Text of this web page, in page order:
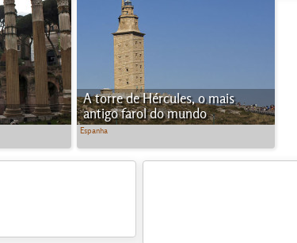
A torre de Hércules, o mais
antigo farol do mundo
Espanha